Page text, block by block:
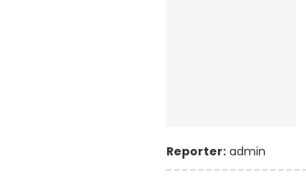
Reporter: admin